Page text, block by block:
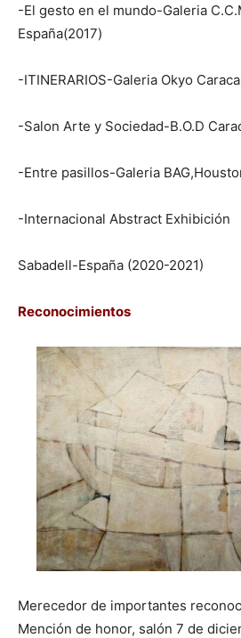
-El gesto en el mundo-Galeria
España(2017)
-ITINERARIOS-Galeria Okyo
-Salon Arte y Sociedad-B.O.D
-Entre pasillos-Galeria
-Internacional Abstract Exhibición
Sabadell-España (2020-2021)
Reconocimientos
Merecedor de importantes
Mención de honor, salón 7 de